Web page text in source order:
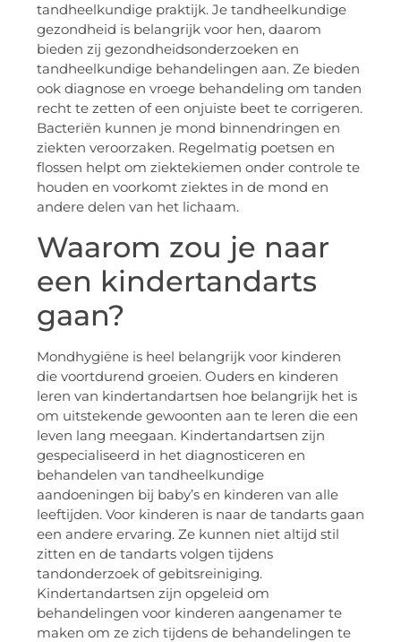
tandheelkundige praktijk. Je tandheelkundige
gezondheid is belangrijk voor hen, daarom
bieden zij gezondheidsonderzoeken en
tandheelkundige behandelingen aan. Ze bieden
ook diagnose en vroege behandeling om tanden
recht te zetten of een onjuiste beet te corrigeren.
Bacteriën kunnen je mond binnendringen en
ziekten veroorzaken. Regelmatig poetsen en
flossen helpt om ziektekiemen onder controle te
houden en voorkomt ziektes in de mond en
andere delen van het lichaam.
Waarom zou je naar
een kindertandarts
gaan?
Mondhygiëne is heel belangrijk voor kinderen
die voortdurend groeien. Ouders en kinderen
leren van kindertandartsen hoe belangrijk het is
om uitstekende gewoonten aan te leren die een
leven lang meegaan. Kindertandartsen zijn
gespecialiseerd in het diagnosticeren en
behandelen van tandheelkundige
aandoeningen bij baby’s en kinderen van alle
leeftijden. Voor kinderen is naar de tandarts gaan
een andere ervaring. Ze kunnen niet altijd stil
zitten en de tandarts volgen tijdens
tandonderzoek of gebitsreiniging.
Kindertandartsen zijn opgeleid om
behandelingen voor kinderen aangenamer te
maken om ze zich tijdens de behandelingen te